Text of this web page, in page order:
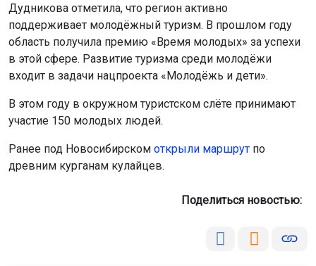
Дудникова отметила, что регион активно
поддерживает молодёжный туризм. В прошлом году
область получила премию «Время молодых» за успехи
в этой сфере. Развитие туризма среди молодёжи
входит в задачи нацпроекта «Молодёжь и дети».
В этом году в окружном туристском слёте принимают
участие 150 молодых людей.
Ранее под Новосибирском открыли маршрут по
древним курганам кулайцев.
Поделиться новостью: